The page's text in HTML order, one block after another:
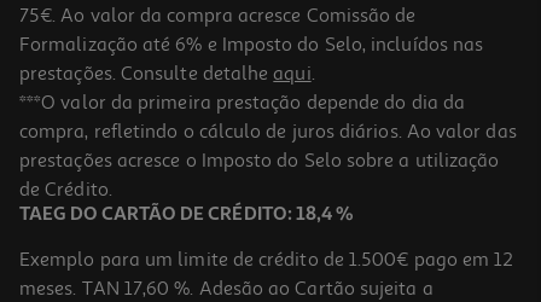
4.5
Toner Original Hp 142a Preto Laser
62.99 €/un
62,99 €
75€. Ao valor da compra acresce Comissão de
Formalização até 6% e Imposto do Selo, incluídos nas
prestações. Consulte detalhe aqui.
***O valor da primeira prestação depende do dia da
compra, refletindo o cálculo de juros diários. Ao valor das
prestações acresce o Imposto do Selo sobre a utilização
de Crédito.
TAEG DO CARTÃO DE CRÉDITO: 18,4 %
Exemplo para um limite de crédito de 1.500€ pago em 12
meses. TAN 17,60 %. Adesão ao Cartão sujeita a